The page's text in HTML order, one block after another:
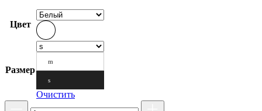
Цвет
Размер
m
s
Очистить